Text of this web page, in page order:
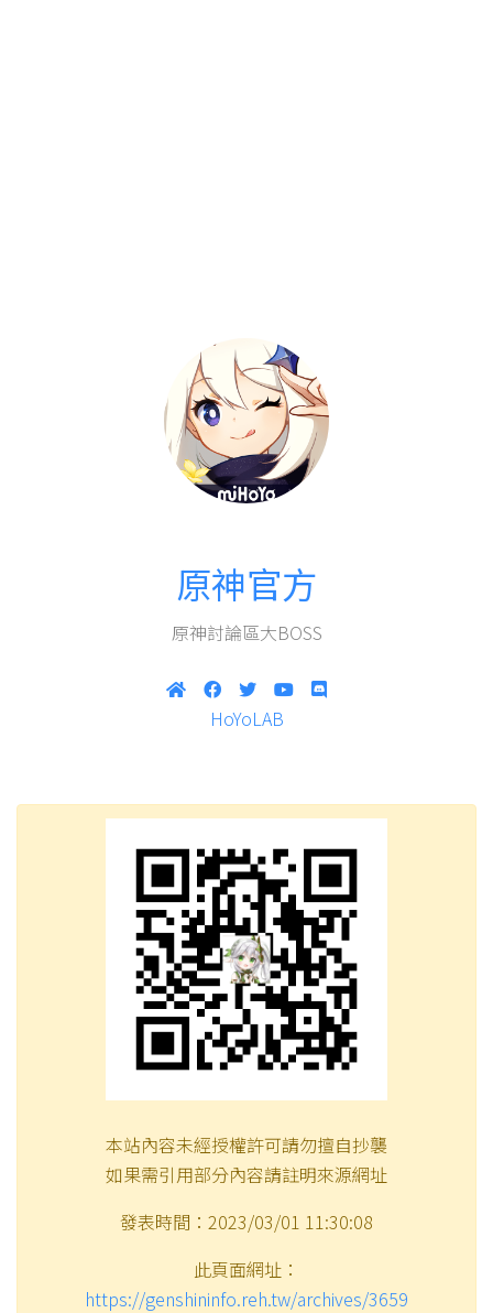
原神官方
原神討論區大BOSS
HoYoLAB
本站內容未經授權許可請勿擅自抄襲
如果需引用部分內容請註明來源網址
發表時間：2023/03/01 11:30:08
此頁面網址：
https://genshininfo.reh.tw/archives/3659